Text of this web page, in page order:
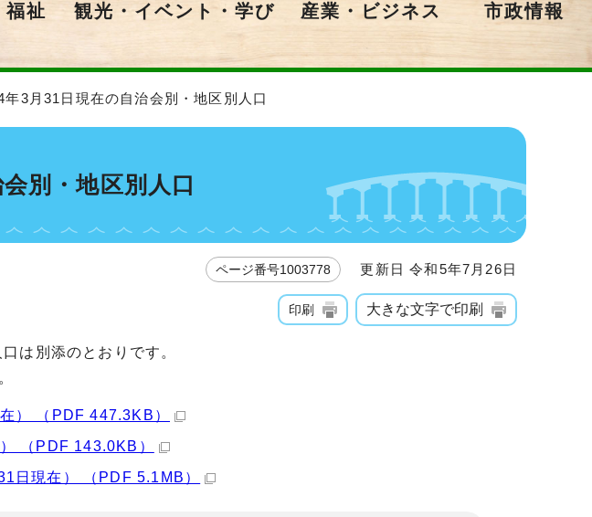
福祉 観光・イベント・学び 産業・ビジネス 市政情報
年3月31日現在の自治会別・地区別人口
別・地区別人口
ページ番号1003778 更新日 令和5年7月26日
印刷 大きな文字で印刷
は別添のとおりです。
） （PDF 447.3KB）
（PDF 143.0KB）
日現在） （PDF 5.1MB）